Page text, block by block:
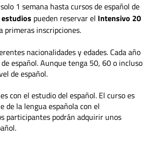
1 semana hasta cursos de español de
pueden reservar el Intensivo 20
primeras inscripciones.
nacionalidades y edades. Cada año
español. Aunque tenga 50, 60 o incluso
de español.
con el estudio del español. El curso es
de la lengua española con el
participantes podrán adquirir unos